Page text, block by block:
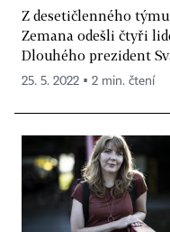
Z desetičlenného
Zemana odešli čtyři
Dlouhého prezident
25. 5. 2022 ▪ 2 min. čtení